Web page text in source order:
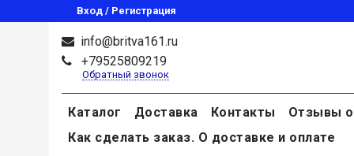
Вход / Регистрация
info@britva161.ru
+79525809219
Обратный звонок
Каталог Доставка Контакты
Отзывы о
Как сделать заказ. О доставке и оплате